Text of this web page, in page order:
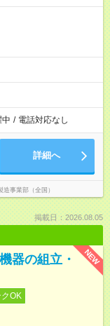
/ 電話対応なし
詳細へ
事業部（全国）
掲載日：2026.08.05
NEW
器の組立・
OK